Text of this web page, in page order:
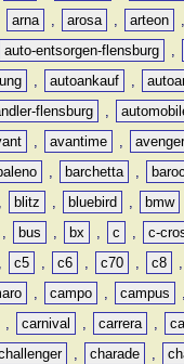
arna , arosa , arteon ,
auto-entsorgen-flensburg ,
, autoankauf ,
flensburg ,
, avantime ,
, barchetta ,
, blitz , bluebird , bmw
, bus , bx , c , c-
, c5 , c6 , c70 , c8 ,
, campo , campus ,
, carnival , carrera ,
, charade ,